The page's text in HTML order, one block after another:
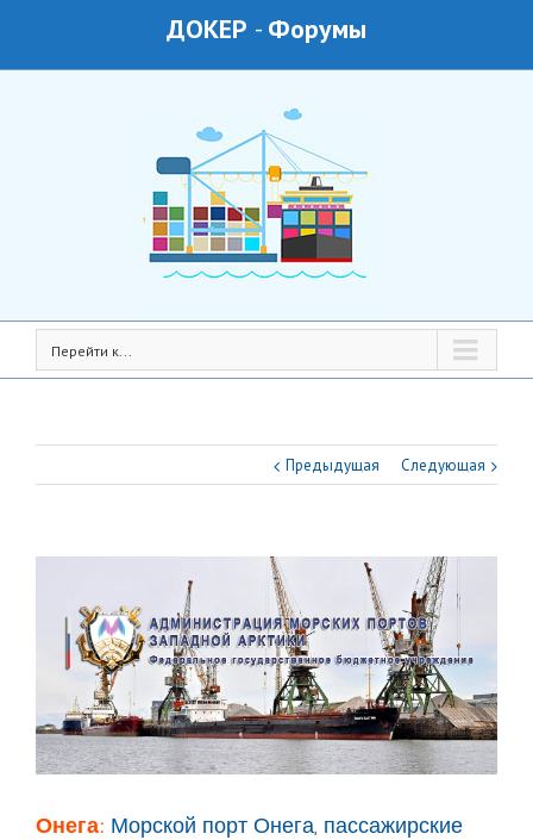
ДОКЕР - Форумы
Перейти к...
Предыдущая Следующая
Онега: Морской порт Онега, пассажирские